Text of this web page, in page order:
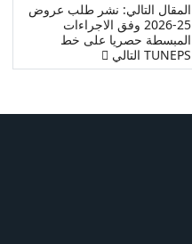
المقال التالي: نشر طلب عروض
25-2026 وفق الاجراءات
المبسطة حصريا على خط
TUNEPS التالي